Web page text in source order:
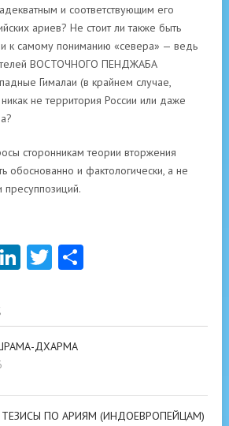
и соответствующим его
ариев? Не стоит ли также быть
к самому пониманию «севера» — ведь
ВОСТОЧНОГО ПЕНДЖАБА
Гималаи (в крайнем случае,
не территория России или даже
сторонникам теории вторжения
обоснованно и фактологически, а не
пресуппозиций.
LinkedIn
Twitter
ДХАРМА
ТЕЗИСЫ ПО АРИЯМ (ИНДОЕВРОПЕЙЦАМ)